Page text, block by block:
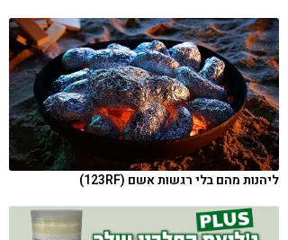
ליהנות מהם בלי רגשות אשם (123RF)